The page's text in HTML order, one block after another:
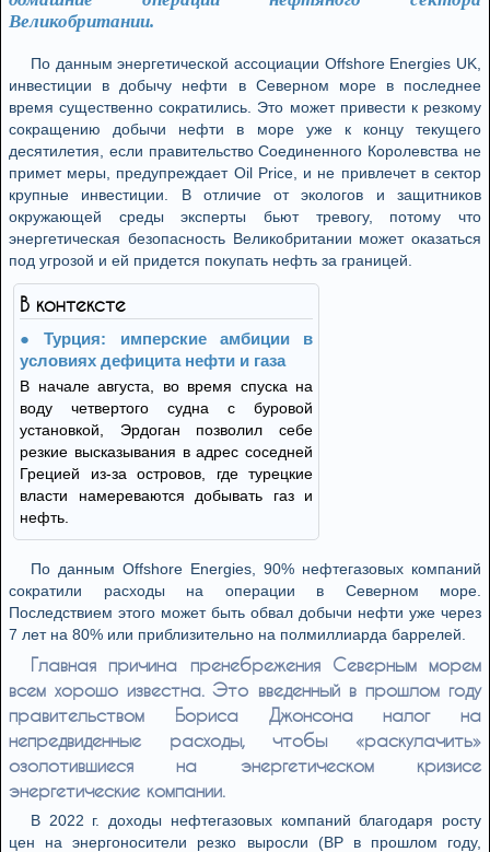
Великобритании.
По данным энергетической ассоциации Offshore Energies UK,
инвестиции в добычу нефти в Северном море в последнее
время существенно сократились. Это может привести к резкому
сокращению добычи нефти в море уже к концу текущего
десятилетия, если правительство Соединенного Королевства не
примет меры, предупреждает Oil Price, и не привлечет в сектор
крупные инвестиции. В отличие от экологов и защитников
окружающей среды эксперты бьют тревогу, потому что
энергетическая безопасность Великобритании может оказаться
под угрозой и ей придется покупать нефть за границей.
В контексте
Турция: имперские амбиции в
условиях дефицита нефти и газа
В начале августа, во время спуска на
воду четвертого судна с буровой
установкой, Эрдоган позволил себе
резкие высказывания в адрес соседней
Грецией из-за островов, где турецкие
власти намереваются добывать газ и
нефть.
По данным Offshore Energies, 90% нефтегазовых компаний
сократили расходы на операции в Северном море.
Последствием этого может быть обвал добычи нефти уже через
7 лет на 80% или приблизительно на полмиллиарда баррелей.
Главная причина пренебрежения Северным морем
всем хорошо известна. Это введенный в прошлом году
правительством Бориса Джонсона налог на
непредвиденные расходы, чтобы «раскулачить»
озолотившиеся на энергетическом кризисе
энергетические компании.
В 2022 г. доходы нефтегазовых компаний благодаря росту
цен на энергоносители резко выросли (ВР в прошлом году,